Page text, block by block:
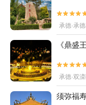
承德·承
《鼎盛
承德·双滦
须弥福